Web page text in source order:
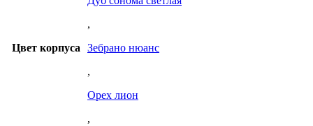
Цвет корпуса
,
Зебрано нюанс
,
Орех лион
,